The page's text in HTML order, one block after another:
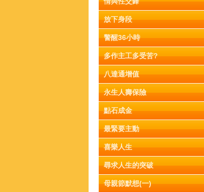
放下身段
警醒36小時
多作主工多受苦?
八達通增值
永生人壽保險
點石成金
最緊要主動
喜樂人生
尋求人生的突破
母親節默想(一)